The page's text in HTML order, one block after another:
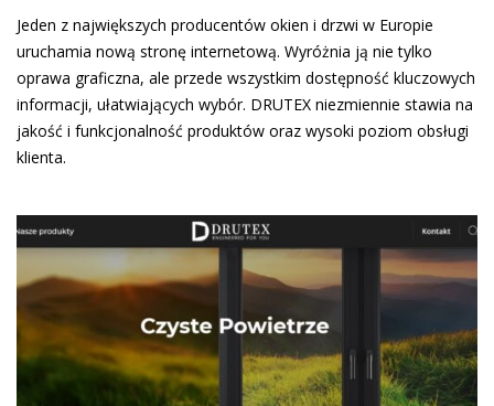
Jeden z największych producentów okien i drzwi w Europie
uruchamia nową stronę internetową. Wyróżnia ją nie tylko
oprawa graficzna, ale przede wszystkim dostępność kluczowych
informacji, ułatwiających wybór. DRUTEX niezmiennie stawia na
jakość i funkcjonalność produktów oraz wysoki poziom obsługi
klienta.